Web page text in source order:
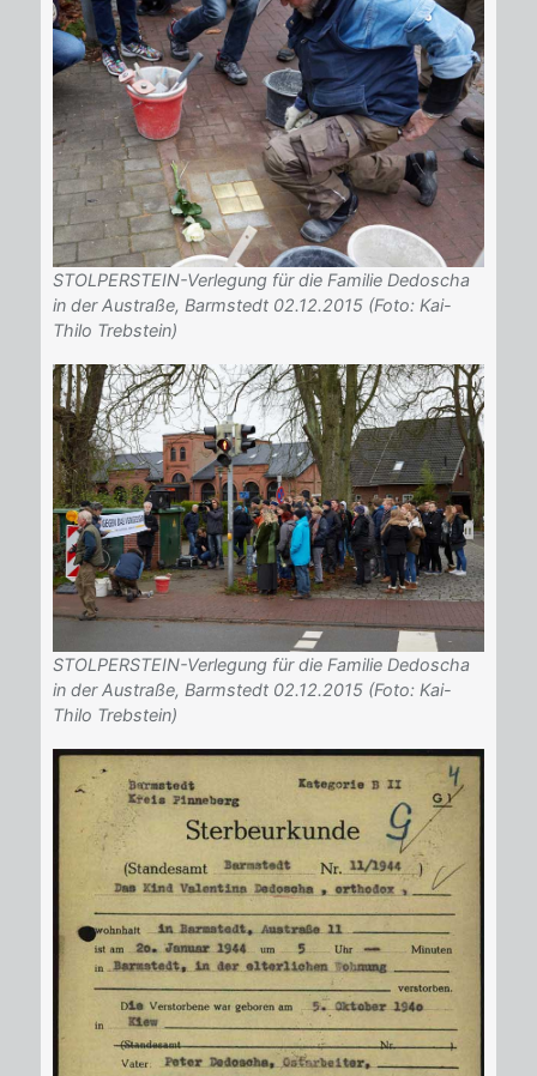
STOLPERSTEIN-Verlegung für die Familie Dedoscha
in der Austraße, Barmstedt 02.12.2015 (Foto: Kai-
Thilo Trebstein)
STOLPERSTEIN-Verlegung für die Familie Dedoscha
in der Austraße, Barmstedt 02.12.2015 (Foto: Kai-
Thilo Trebstein)